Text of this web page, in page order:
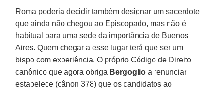
Roma poderia decidir também designar um sacerdote
que ainda não chegou ao Episcopado, mas não é
habitual para uma sede da importância de Buenos
Aires. Quem chegar a esse lugar terá que ser um
bispo com experiência. O próprio Código de Direito
canônico que agora obriga Bergoglioa renunciar
estabelece (cânon 378) que os candidatos ao